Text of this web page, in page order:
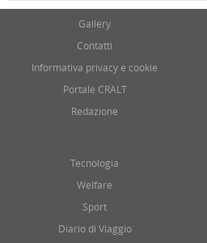
Gallery
Contatti
Informativa privacy e cookie
Portale CRALT
Redazione
Tecnologia
Welfare
Sport
Diario di Viaggio